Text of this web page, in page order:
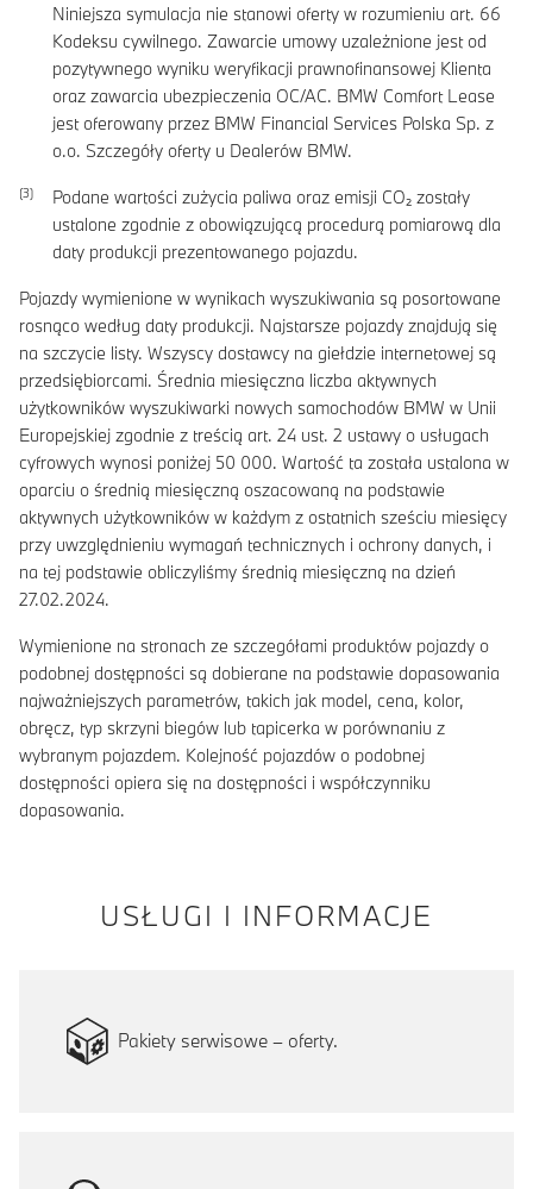
Niniejsza symulacja nie stanowi oferty w rozumieniu art. 66
Kodeksu cywilnego. Zawarcie umowy uzależnione jest od
pozytywnego wyniku weryfikacji prawnofinansowej Klienta
oraz zawarcia ubezpieczenia OC/AC. BMW Comfort Lease
jest oferowany przez BMW Financial Services Polska Sp. z
o.o. Szczegóły oferty u Dealerów BMW.
Podane wartości zużycia paliwa oraz emisji CO₂ zostały
ustalone zgodnie z obowiązującą procedurą pomiarową dla
daty produkcji prezentowanego pojazdu.
Pojazdy wymienione w wynikach wyszukiwania są posortowane
rosnąco według daty produkcji. Najstarsze pojazdy znajdują się
na szczycie listy. Wszyscy dostawcy na giełdzie internetowej są
przedsiębiorcami. Średnia miesięczna liczba aktywnych
użytkowników wyszukiwarki nowych samochodów BMW w Unii
Europejskiej zgodnie z treścią art. 24 ust. 2 ustawy o usługach
cyfrowych wynosi poniżej 50 000. Wartość ta została ustalona w
oparciu o średnią miesięczną oszacowaną na podstawie
aktywnych użytkowników w każdym z ostatnich sześciu miesięcy
przy uwzględnieniu wymagań technicznych i ochrony danych, i
na tej podstawie obliczyliśmy średnią miesięczną na dzień
27.02.2024.
Wymienione na stronach ze szczegółami produktów pojazdy o
podobnej dostępności są dobierane na podstawie dopasowania
najważniejszych parametrów, takich jak model, cena, kolor,
obręcz, typ skrzyni biegów lub tapicerka w porównaniu z
wybranym pojazdem. Kolejność pojazdów o podobnej
dostępności opiera się na dostępności i współczynniku
dopasowania.
USŁUGI I INFORMACJE
Pakiety serwisowe – oferty.